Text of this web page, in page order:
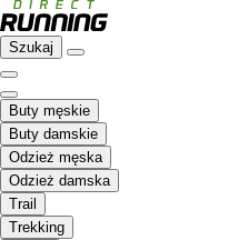
Szukaj
Buty męskie
Buty damskie
Odzież męska
Odzież damska
Trail
Trekking